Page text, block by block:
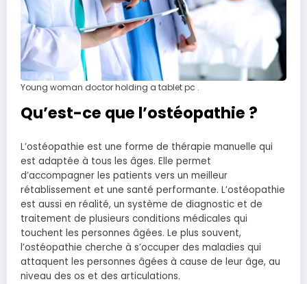
Young woman doctor holding a tablet pc .
Qu’est-ce que l’ostéopathie ?
L’ostéopathie est une forme de thérapie manuelle qui
est adaptée à tous les âges. Elle permet
d’accompagner les patients vers un meilleur
rétablissement et une santé performante. L’ostéopathie
est aussi en réalité, un système de diagnostic et de
traitement de plusieurs conditions médicales qui
touchent les personnes âgées. Le plus souvent,
l’ostéopathie cherche à s’occuper des maladies qui
attaquent les personnes âgées à cause de leur âge, au
niveau des os et des articulations.